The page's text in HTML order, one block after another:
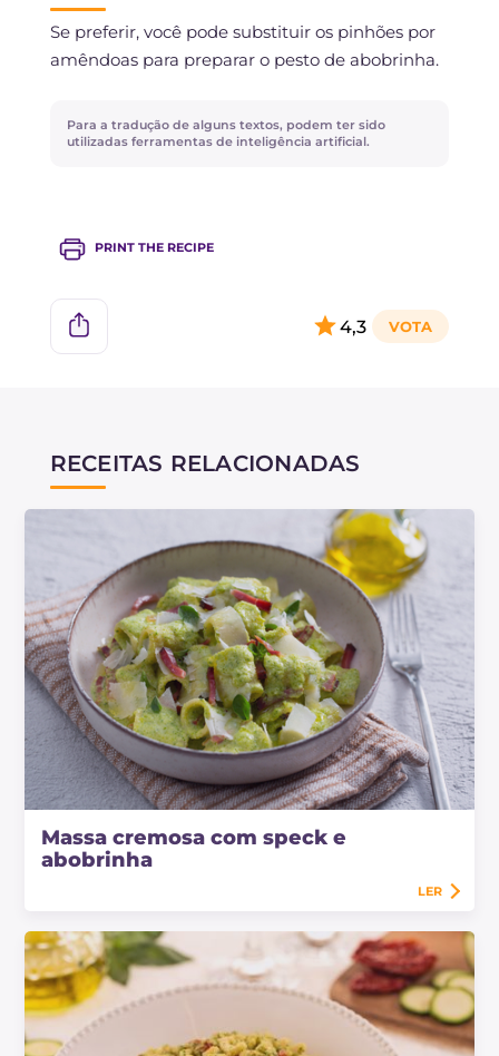
Se preferir, você pode substituir os pinhões por
amêndoas para preparar o pesto de abobrinha.
Para a tradução de alguns textos, podem ter sido
utilizadas ferramentas de inteligência artificial.
PRINT THE RECIPE
4,3
RECEITAS RELACIONADAS
Massa cremosa com speck e
abobrinha
LER